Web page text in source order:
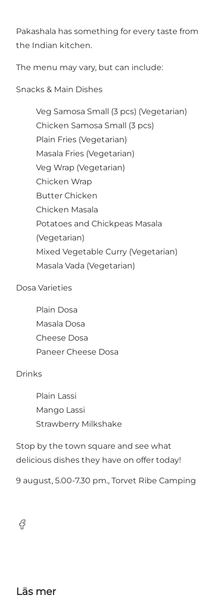
Pakashala has something for every taste from
the Indian kitchen.
The menu may vary, but can include:
Snacks & Main Dishes
Veg Samosa Small (3 pcs) (Vegetarian)
Chicken Samosa Small (3 pcs)
Plain Fries (Vegetarian)
Masala Fries (Vegetarian)
Veg Wrap (Vegetarian)
Chicken Wrap
Butter Chicken
Chicken Masala
Potatoes and Chickpeas Masala
(Vegetarian)
Mixed Vegetable Curry (Vegetarian)
Masala Vada (Vegetarian)
Dosa Varieties
Plain Dosa
Masala Dosa
Cheese Dosa
Paneer Cheese Dosa
Drinks
Plain Lassi
Mango Lassi
Strawberry Milkshake
Stop by the town square and see what
delicious dishes they have on offer today!
9 august, 5.00-7.30 pm., Torvet Ribe Camping
Facebook
Läs mer